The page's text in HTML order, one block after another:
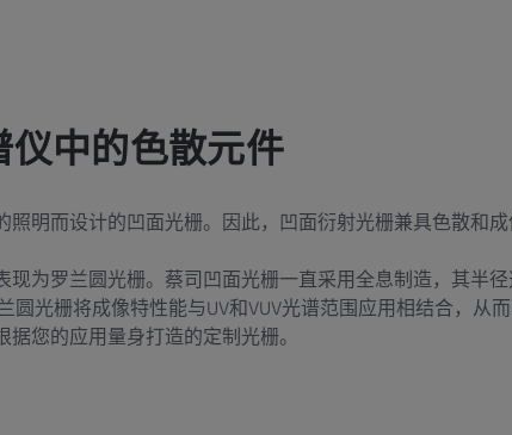
仪中的色散元件
照明而设计的凹面光栅。因此，凹面衍射光栅兼具色散和成
现为罗兰圆光栅。蔡司凹面光栅一直采用全息制造，其半
圆光栅将成像特性能与UV和VUV光谱范围应用相结合，从
据您的应用量身打造的定制光栅。